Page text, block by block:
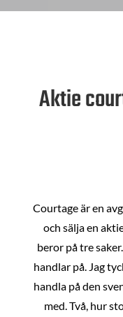
Aktie
Courtage är en
och sälja en
beror på tre
handlar på. Jag
handla på den
med. Två, hur